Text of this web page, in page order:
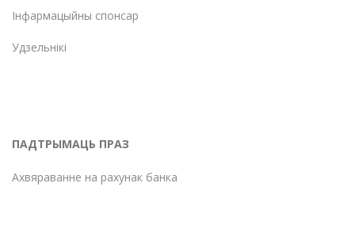
Інфармацыйны спонсар
Удзельнікі
ПАДТРЫМАЦЬ ПРАЗ
Ахвяраванне на рахунак банка